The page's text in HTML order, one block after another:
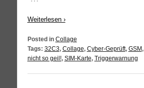
Wei­ter­le­sen ›
Posted in Collage
Tags: 32C3, Collage, Cyber-Geprüft, GSM,
nicht so geil!, SIM-Karte, Triggerwarnung